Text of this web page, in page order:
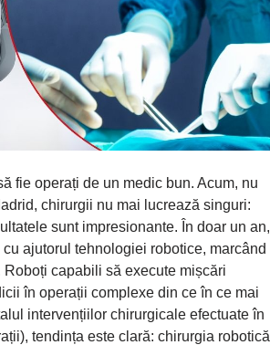
fie operați de un medic bun. Acum, nu
chirurgii nu mai lucrează singuri:
sunt impresionante. În doar un an,
ajutorul tehnologiei robotice, marcând
capabili să execute mișcări
în operații complexe din ce în ce mai
intervențiilor chirurgicale efectuate în
tendința este clară: chirurgia robotică